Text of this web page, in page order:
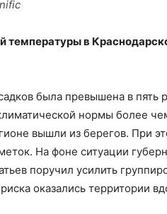
температуры в
была превышена в пять
нормы более
вышли из берегов. При
На фоне ситуации
поручил усилить
оказались территории